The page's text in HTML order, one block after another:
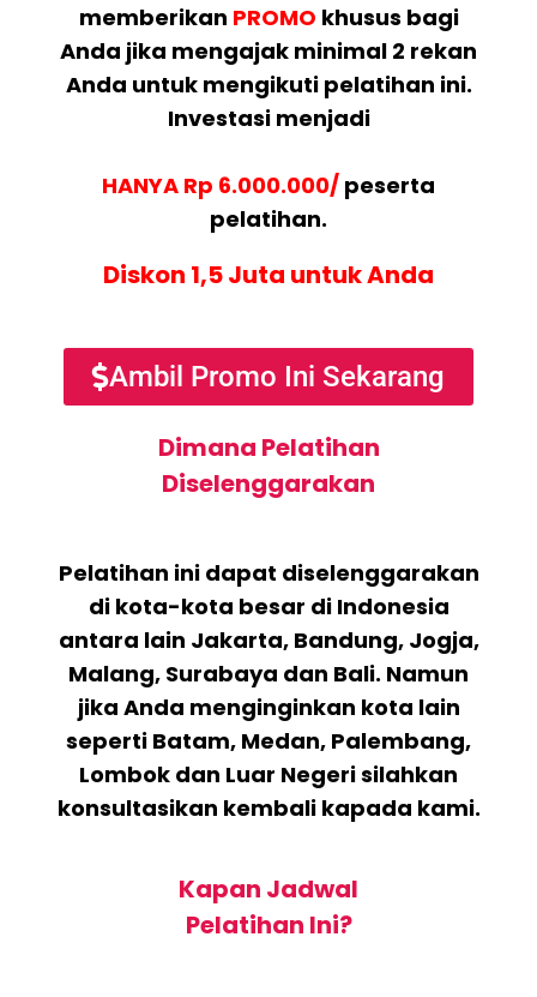
memberikan PROMO khusus bagi
Anda jika mengajak minimal 2 rekan
Anda untuk mengikuti pelatihan ini.
Investasi menjadi
HANYA Rp 6.000.000/ peserta
pelatihan.
Diskon 1,5 Juta untuk Anda
Ambil Promo Ini Sekarang
Dimana Pelatihan
Diselenggarakan
Pelatihan ini dapat diselenggarakan
di kota-kota besar di Indonesia
antara lain Jakarta, Bandung, Jogja,
Malang, Surabaya dan Bali. Namun
jika Anda menginginkan kota lain
seperti Batam, Medan, Palembang,
Lombok dan Luar Negeri silahkan
konsultasikan kembali kapada kami.
Kapan Jadwal
Pelatihan Ini?